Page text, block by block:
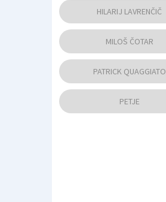
HILARIJ LAVRENČIČ
MILOŠ ČOTAR
PATRICK QUAGGIATO
PETJE